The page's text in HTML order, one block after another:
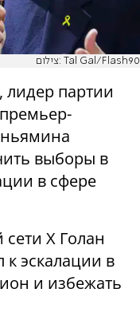
צילום: Tal Gal/Flash90
партии
выборы в
в сфере
X Голан
к эскалации в
и избежать